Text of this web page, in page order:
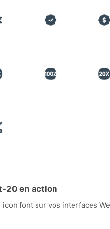
20 en action
font sur vos interfaces